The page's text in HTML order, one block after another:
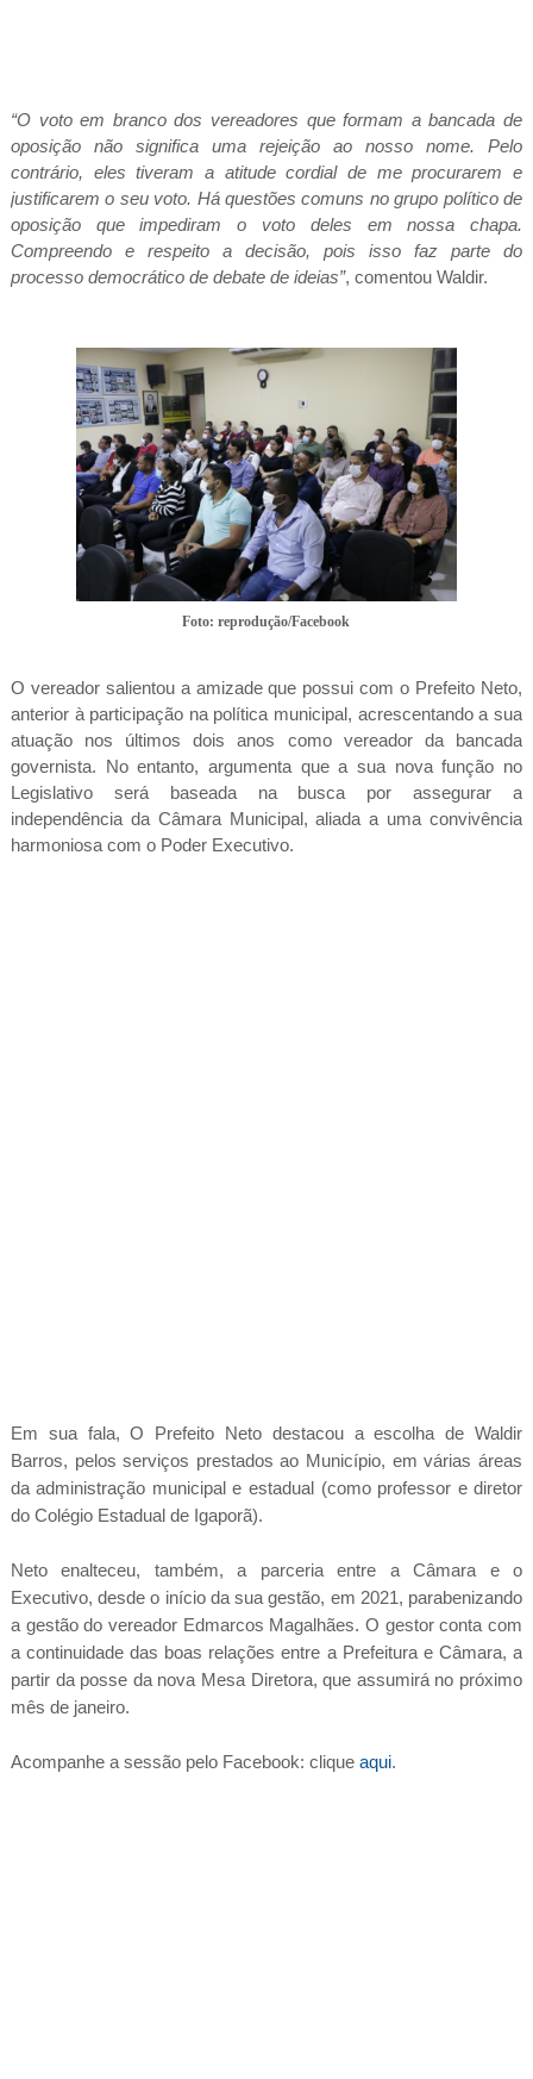
“O voto em branco dos vereadores que formam a bancada de
oposição não significa uma rejeição ao nosso nome. Pelo
contrário, eles tiveram a atitude cordial de me procurarem e
justificarem o seu voto. Há questões comuns no grupo político de
oposição que impediram o voto deles em nossa chapa.
Compreendo e respeito a decisão, pois isso faz parte do
processo democrático de debate de ideias”, comentou Waldir.
Foto: reprodução/Facebook
O vereador salientou a amizade que possui com o Prefeito Neto,
anterior à participação na política municipal, acrescentando a sua
atuação nos últimos dois anos como vereador da bancada
governista. No entanto, argumenta que a sua nova função no
Legislativo será baseada na busca por assegurar a
independência da Câmara Municipal, aliada a uma convivência
harmoniosa com o Poder Executivo.
Em sua fala, O Prefeito Neto destacou a escolha de Waldir
Barros, pelos serviços prestados ao Município, em várias áreas
da administração municipal e estadual (como professor e diretor
do Colégio Estadual de Igaporã).
Neto enalteceu, também, a parceria entre a Câmara e o
Executivo, desde o início da sua gestão, em 2021, parabenizando
a gestão do vereador Edmarcos Magalhães. O gestor conta com
a continuidade das boas relações entre a Prefeitura e Câmara, a
partir da posse da nova Mesa Diretora, que assumirá no próximo
mês de janeiro.
Acompanhe a sessão pelo Facebook: clique aqui.